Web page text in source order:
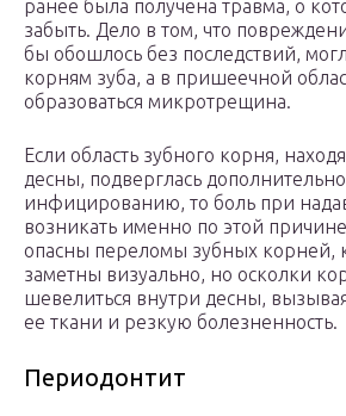
ранее была получена травма, о
забыть. Дело в том, что
бы обошлось без последствий,
корням зуба, а в пришеечной
образоваться микротрещина.
Если область зубного корня,
десны, подверглась дополнительно
инфицированию, то боль при
возникать именно по этой
опасны переломы зубных корней,
заметны визуально, но осколки
шевелиться внутри десны,
ее ткани и резкую болезненность.
Периодонтит